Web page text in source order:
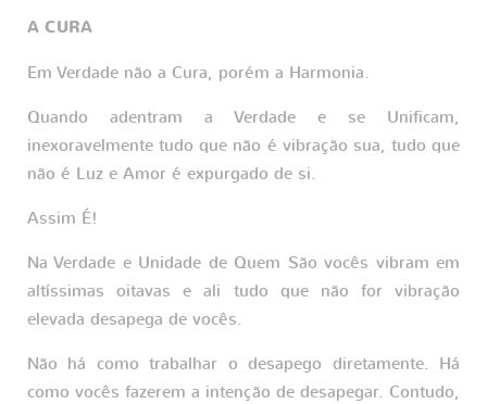
A CURA
Em Verdade não a Cura, porém a Harmonia.
Quando adentram a Verdade e se Unificam,
inexoravelmente tudo que não é vibração sua, tudo que
não é Luz e Amor é expurgado de si.
Assim É!
Na Verdade e Unidade de Quem São vocês vibram em
altíssimas oitavas e ali tudo que não for vibração
elevada desapega de vocês.
Não há como trabalhar o desapego diretamente. Há
como vocês fazerem a intenção de desapegar. Contudo,